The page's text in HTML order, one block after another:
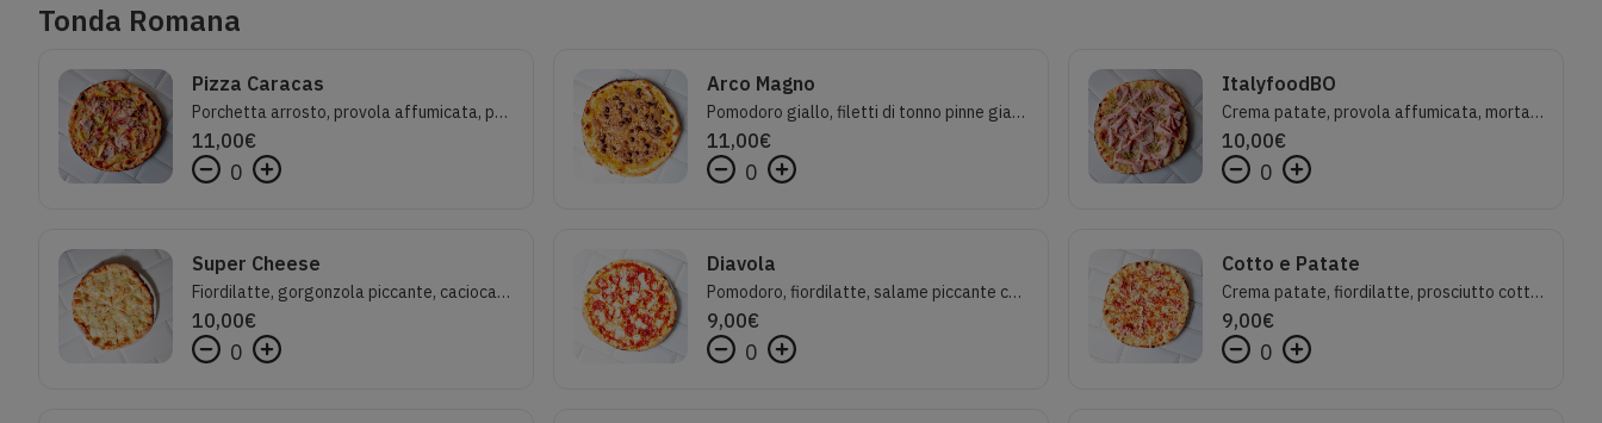
Tonda Romana
Pizza Caracas
Porchetta arrosto, provola affumicata, patate al forno, cipolla caramellata e rosmarino
11,00€
0
Arco Magno
Pomodoro giallo, filetti di tonno pinne gialle, cipolla caramellata, olive nere, origano
11,00€
0
ItalyfoodBO
Crema patate, provola affumicata, mortadella Palmieri Favola e granella di pistacchio
10,00€
0
Super Cheese
Fiordilatte, gorgonzola piccante, caciocavallo silano, parmigiano reggiano, miele di acacia, semi di sesamo
10,00€
0
Diavola
Pomodoro, fiordilatte, salame piccante calabrese, caciocavallo silano
9,00€
0
Cotto e Patate
Crema patate, fiordilatte, prosciutto cotto, caciocavallo silano e cipolla croccante
9,00€
0